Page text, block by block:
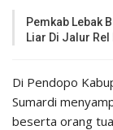
Pemkab Lebak
Liar Di Jalur
Di Pendopo
Sumardi
beserta orang